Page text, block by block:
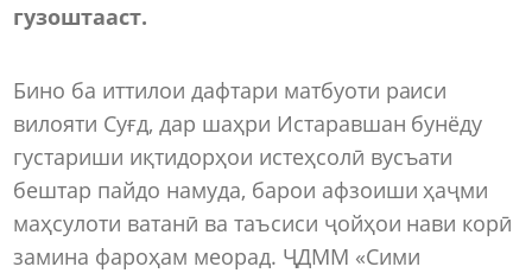
гузоштааст.
Бино ба иттилои дафтари матбуоти раиси
вилояти Суғд, дар шаҳри Истаравшан бунёду
густариши иқтидорҳои истеҳсолӣ вусъати
бештар пайдо намуда, барои афзоиши ҳаҷми
маҳсулоти ватанӣ ва таъсиси ҷойҳои нави корӣ
замина фароҳам меорад. ҶДММ «Сими